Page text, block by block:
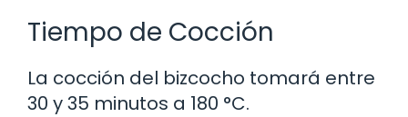
Tiempo de Cocción
La cocción del bizcocho tomará entre
30 y 35 minutos a 180 °C.